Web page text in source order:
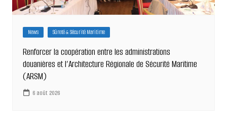
News Sûreté & Sécurité Maritime
Renforcer la coopération entre les administrations
douanières et l’Architecture Régionale de Sécurité Maritime
(ARSM)
6 août 2026